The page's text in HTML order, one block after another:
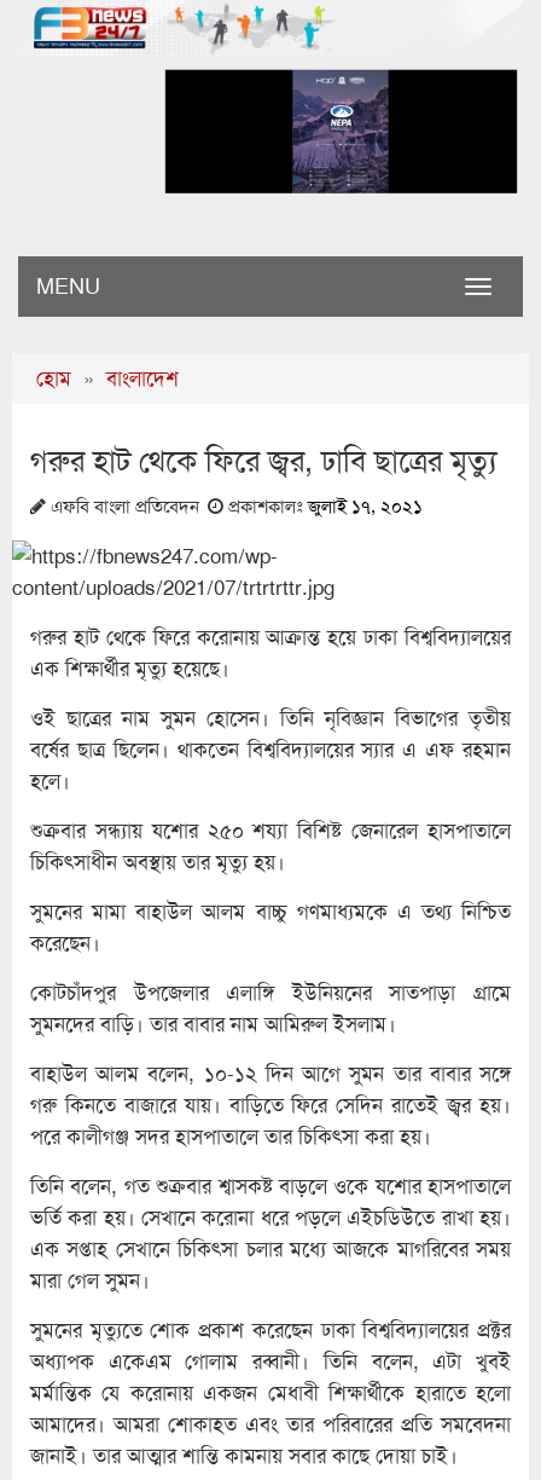
Toggle
MENU
হোম » বাংলাদেশ
গরুর হাট থেকে ফিরে জ্বর, ঢাবি ছাত্রের মৃত্যু
এফবি বাংলা প্রতিবেদন প্রকাশকালঃজুলাই ১৭, ২০২১
গরুর হাট থেকে ফিরে করোনায় আক্রান্ত হয়ে ঢাকা বিশ্ববিদ্যালয়ের
এক শিক্ষার্থীর মৃত্যু হয়েছে।
ওই ছাত্রের নাম সুমন হোসেন। তিনি নৃবিজ্ঞান বিভাগের তৃতীয়
বর্ষের ছাত্র ছিলেন। থাকতেন বিশ্ববিদ্যালয়ের স্যার এ এফ রহমান
হলে।
শুক্রবার সন্ধ্যায় যশোর ২৫০ শয্যা বিশিষ্ট জেনারেল হাসপাতালে
চিকিৎসাধীন অবস্থায় তার মৃত্যু হয়।
সুমনের মামা বাহাউল আলম বাচ্চু গণমাধ্যমকে এ তথ্য নিশ্চিত
করেছেন।
কোটচাঁদপুর উপজেলার এলাঙ্গি ইউনিয়নের সাতপাড়া গ্রামে
সুমনদের বাড়ি। তার বাবার নাম আমিরুল ইসলাম।
বাহাউল আলম বলেন, ১০-১২ দিন আগে সুমন তার বাবার সঙ্গে
গরু কিনতে বাজারে যায়। বাড়িতে ফিরে সেদিন রাতেই জ্বর হয়।
পরে কালীগঞ্জ সদর হাসপাতালে তার চিকিৎসা করা হয়।
তিনি বলেন, গত শুক্রবার শ্বাসকষ্ট বাড়লে ওকে যশোর হাসপাতালে
ভর্তি করা হয়। সেখানে করোনা ধরে পড়লে এইচডিউতে রাখা হয়।
এক সপ্তাহ সেখানে চিকিৎসা চলার মধ্যে আজকে মাগরিবের সময়
মারা গেল সুমন।
সুমনের মৃত্যুতে শোক প্রকাশ করেছেন ঢাকা বিশ্ববিদ্যালয়ের প্রক্টর
অধ্যাপক একেএম গোলাম রব্বানী। তিনি বলেন, এটা খুবই
মর্মান্তিক যে করোনায় একজন মেধাবী শিক্ষার্থীকে হারাতে হলো
আমাদের। আমরা শোকাহত এবং তার পরিবারের প্রতি সমবেদনা
জানাই। তার আত্মার শান্তি কামনায় সবার কাছে দোয়া চাই।